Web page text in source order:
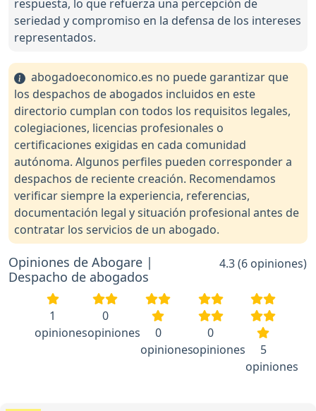
respuesta, lo que refuerza una percepción de
seriedad y compromiso en la defensa de los intereses
representados.
abogadoeconomico.es no puede garantizar que
los despachos de abogados incluidos en este
directorio cumplan con todos los requisitos legales,
colegiaciones, licencias profesionales o
certificaciones exigidas en cada comunidad
autónoma. Algunos perfiles pueden corresponder a
despachos de reciente creación. Recomendamos
verificar siempre la experiencia, referencias,
documentación legal y situación profesional antes de
contratar los servicios de un abogado.
Opiniones de Abogare |
Despacho de abogados
4.3 (6 opiniones)
1
opiniones
0
opiniones
0
opiniones
0
opiniones
5
opiniones